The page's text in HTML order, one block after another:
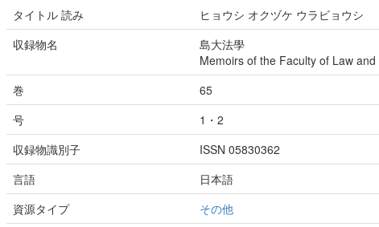
タイトル 読み
ヒョウシ オクヅケ ウラビョウシ
収録物名
島大法學
Memoirs of the Faculty of Law
巻
65
号
1・2
収録物識別子
ISSN 05830362
言語
日本語
資源タイプ
その他